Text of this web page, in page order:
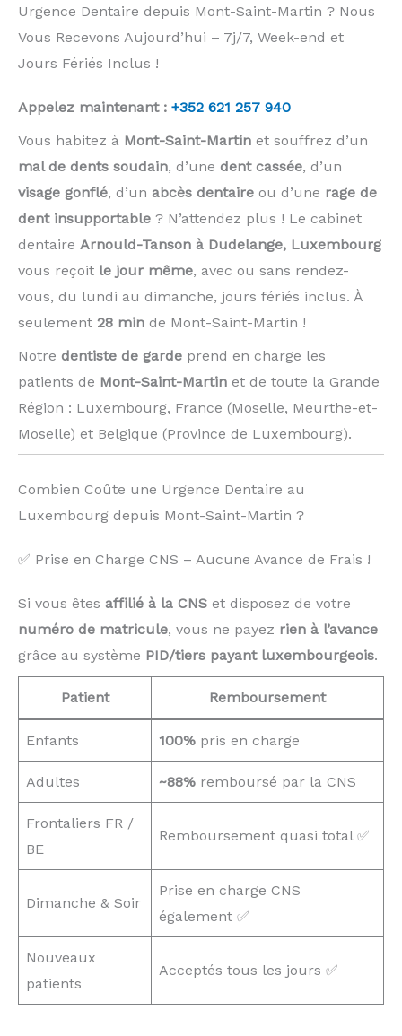
Urgence Dentaire depuis Mont-Saint-Martin ? Nous
Vous Recevons Aujourd’hui – 7j/7, Week-end et
Jours Fériés Inclus !
Appelez maintenant : +352 621 257 940
Vous habitez à Mont-Saint-Martin et souffrez d’un
mal de dents soudain, d’une dent cassée, d’un
visage gonflé, d’un abcès dentaire ou d’une rage de
dent insupportable ? N’attendez plus ! Le cabinet
dentaire Arnould-Tanson à Dudelange, Luxembourg
vous reçoit le jour même, avec ou sans rendez-
vous, du lundi au dimanche, jours fériés inclus. À
seulement 28 min de Mont-Saint-Martin !
Notre dentiste de garde prend en charge les
patients de Mont-Saint-Martin et de toute la Grande
Région : Luxembourg, France (Moselle, Meurthe-et-
Moselle) et Belgique (Province de Luxembourg). ️
Combien Coûte une Urgence Dentaire au
Luxembourg depuis Mont-Saint-Martin ?
✅ Prise en Charge CNS – Aucune Avance de Frais !
Si vous êtes affilié à la CNS et disposez de votre
numéro de matricule, vous ne payez rien à l’avance
grâce au système PID/tiers payant luxembourgeois.
Patient Remboursement
Enfants 100% pris en charge
Adultes ~88% remboursé par la CNS
Frontaliers FR /
BE
Remboursement quasi total ✅
Dimanche & Soir
Prise en charge CNS
également ✅
Nouveaux
patients
Acceptés tous les jours ✅